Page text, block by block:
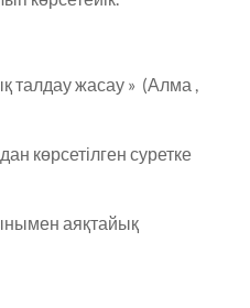
жасау » (Алма ,
көрсетілген суретке
аяқтайық